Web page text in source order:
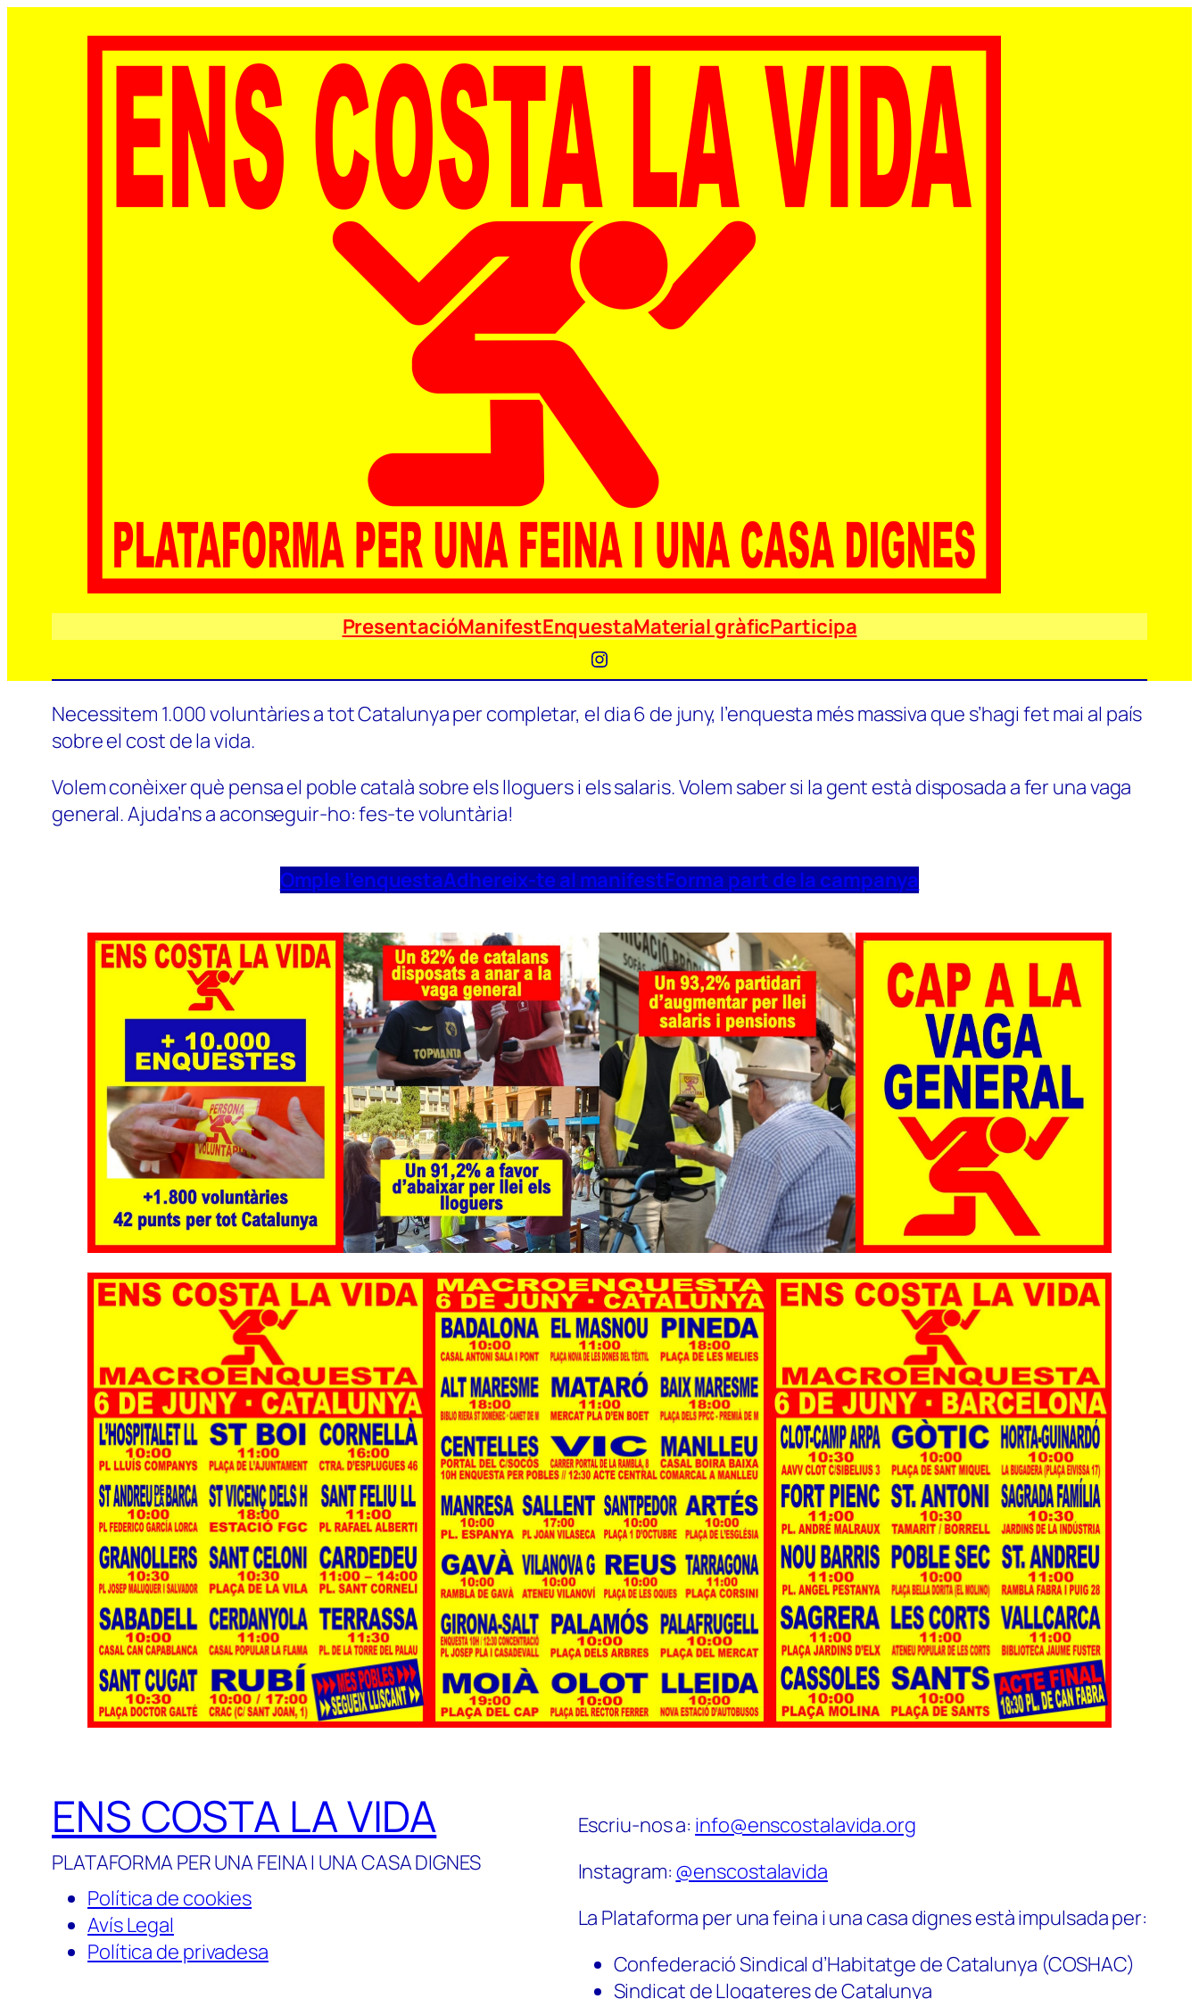
PresentacióManifestEnquestaMaterial gràficParticipa
Instagram
Necessitem 1.000 voluntàries a tot Catalunya per completar, el dia 6 de juny, l’enquesta més massiva que s’hagi fet mai al país
sobre el cost de la vida.
Volem conèixer què pensa el poble català sobre els lloguers i els salaris. Volem saber si la gent està disposada a fer una vaga
general. Ajuda’ns a aconseguir-ho: fes-te voluntària!
Omple l’enquestaAdhereix-te al manifestForma part de la campanya
ENS COSTA LA VIDA
PLATAFORMA PER UNA FEINA I UNA CASA DIGNES
Política de cookies
Avís Legal
Política de privadesa
Escriu-nos a: info@enscostalavida.org
Instagram: @enscostalavida
La Plataforma per una feina i una casa dignes està impulsada per:
Confederació Sindical d’Habitatge de Catalunya (COSHAC)
Sindicat de Llogateres de Catalunya